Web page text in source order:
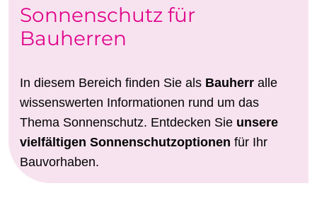
Sonnenschutz für
Bauherren
In diesem Bereich finden Sie als Bauherr alle
wissenswerten Informationen rund um das
Thema Sonnenschutz. Entdecken Sie unsere
vielfältigen Sonnenschutzoptionen für Ihr
Bauvorhaben.